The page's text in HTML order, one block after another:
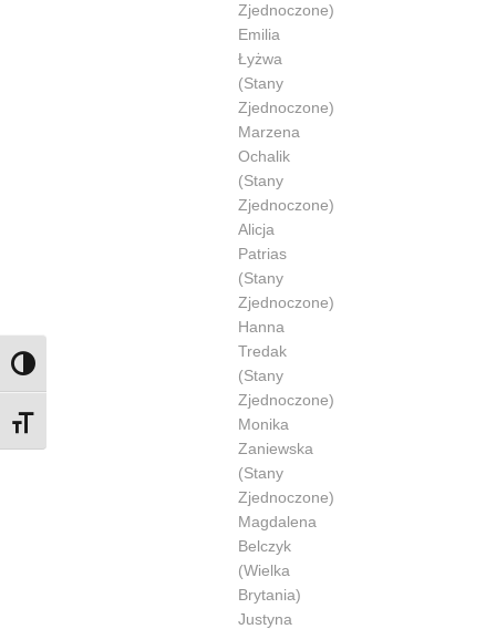
Przełącz wysoki kontrast
Zmień rozmiar czcionek
Zjednoczone)
Emilia
Łyżwa
(Stany
Zjednoczone)
Marzena
Ochalik
(Stany
Zjednoczone)
Alicja
Patrias
(Stany
Zjednoczone)
Hanna
Tredak
(Stany
Zjednoczone)
Monika
Zaniewska
(Stany
Zjednoczone)
Magdalena
Belczyk
(Wielka
Brytania)
Justyna